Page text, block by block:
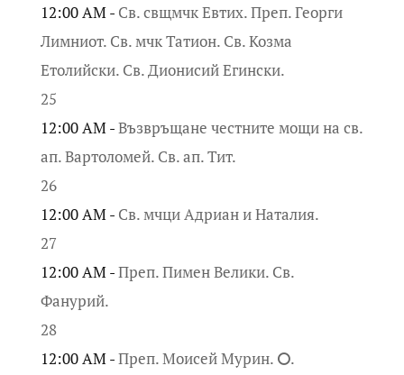
12:00 AM - Св. свщмчк Евтих. Преп. Георги
Лимниот. Св. мчк Татион. Св. Козма
Етолийски. Св. Дионисий Егински.
25
12:00 AM -Възвръщане честните мощи на св.
ап. Вартоломей. Св. ап. Тит.
26
12:00 AM - Св. мчци Адриан и Наталия.
27
12:00 AM -Преп. Пимен Велики. Св.
Фанурий.
28
12:00 AM -Преп. Моисей Мурин. ⭘.